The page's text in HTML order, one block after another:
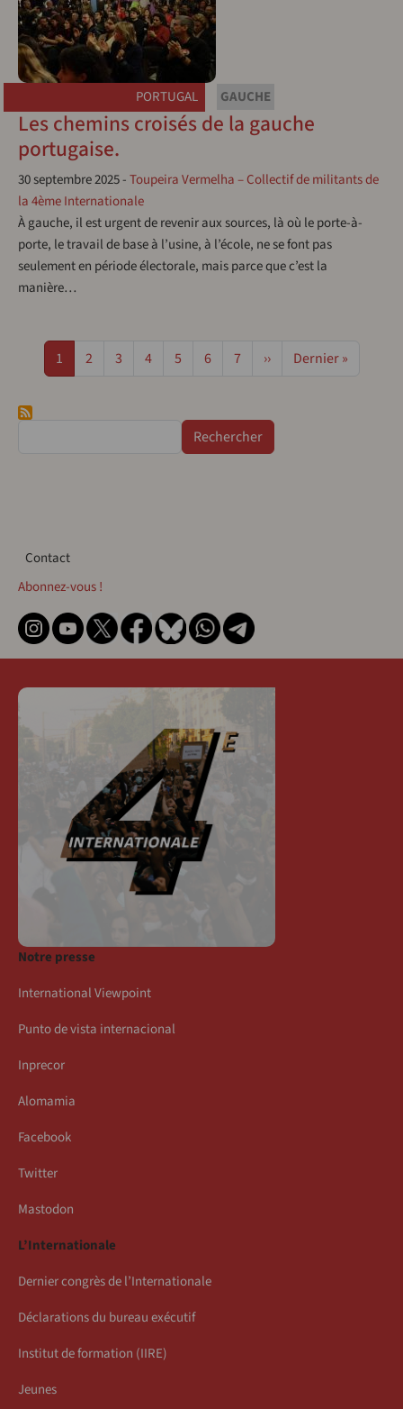
PORTUGAL GAUCHE
Les chemins croisés de la gauche
portugaise.
30 septembre 2025-Toupeira Vermelha – Collectif de militants de
la 4ème Internationale
À gauche, il est urgent de revenir aux sources, là où le porte-à-
porte, le travail de base à l’usine, à l’école, ne se font pas
seulement en période électorale, mais parce que c’est la
manière…
Pagination
Page
1 Page
2 Page
3 Page
4 Page
5 Page
6 Page
7 Page suivante
›› Dernière page
Dernier »
Contact
Contact
Abonnez-vous !
Notre presse
International Viewpoint
Punto de vista internacional
Inprecor
Alomamia
Facebook
Twitter
Mastodon
L’Internationale
Dernier congrès de l’Internationale
Déclarations du bureau exécutif
Institut de formation (IIRE)
Jeunes